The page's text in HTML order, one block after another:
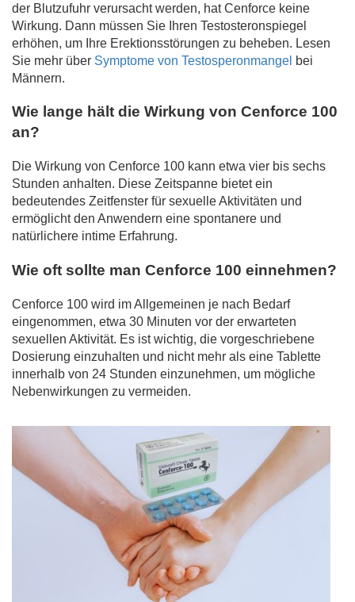
der Blutzufuhr verursacht werden, hat Cenforce keine
Wirkung. Dann müssen Sie Ihren Testosteronspiegel
erhöhen, um Ihre Erektionsstörungen zu beheben. Lesen
Sie mehr über Symptome von Testosperonmangel bei
Männern.
Wie lange hält die Wirkung von Cenforce 100
an?
Die Wirkung von Cenforce 100 kann etwa vier bis sechs
Stunden anhalten. Diese Zeitspanne bietet ein
bedeutendes Zeitfenster für sexuelle Aktivitäten und
ermöglicht den Anwendern eine spontanere und
natürlichere intime Erfahrung.
Wie oft sollte man Cenforce 100 einnehmen?
Cenforce 100 wird im Allgemeinen je nach Bedarf
eingenommen, etwa 30 Minuten vor der erwarteten
sexuellen Aktivität. Es ist wichtig, die vorgeschriebene
Dosierung einzuhalten und nicht mehr als eine Tablette
innerhalb von 24 Stunden einzunehmen, um mögliche
Nebenwirkungen zu vermeiden.